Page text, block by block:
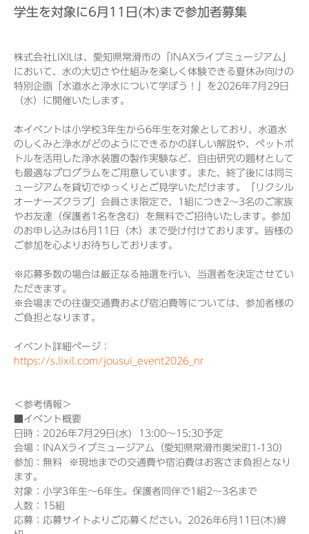
学生を対象に6月11日(木)まで参加者募集
株式会社LIXILは、愛知県常滑市の「INAXライブミュージアム」
において、水の大切さや仕組みを楽しく体験できる夏休み向けの
特別企画「水道水と浄水について学ぼう！」を2026年7月29日
（水）に開催いたします。
本イベントは小学校3年生から6年生を対象としており、水道水
のしくみと浄水がどのようにできるかの詳しい解説や、ペットボ
トルを活用した浄水装置の製作実験など、自由研究の題材として
も最適なプログラムをご用意しています。また、終了後には同ミ
ュージアムを貸切でゆっくりとご見学いただけます。「リクシル
オーナーズクラブ」会員さま限定で、1組につき2〜3名のご家族
やお友達（保護者1名を含む）を無料でご招待いたします。参加
のお申し込みは6月11日（木）まで受け付けております。皆様の
ご参加を心よりお待ちしております。
※応募多数の場合は厳正なる抽選を行い、当選者を決定させてい
ただきます。
※会場までの往復交通費および宿泊費等については、参加者様の
ご負担となります。
イベント詳細ページ：
https://s.lixil.com/jousui_event2026_nr
＜参考情報＞
■イベント概要
日時：2026年7月29日(水) 13:00～15:30予定
会場：INAXライブミュージアム（愛知県常滑市奥栄町1-130）
参加：無料 ※現地までの交通費や宿泊費はお客さま負担となり
ます。
対象：小学3年生〜6年生。保護者同伴で1組2〜3名まで
人数：15組
応募：応募サイトよりご応募ください。2026年6月11日(木)締